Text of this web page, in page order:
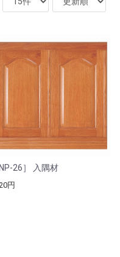
26］ 入隅材
円